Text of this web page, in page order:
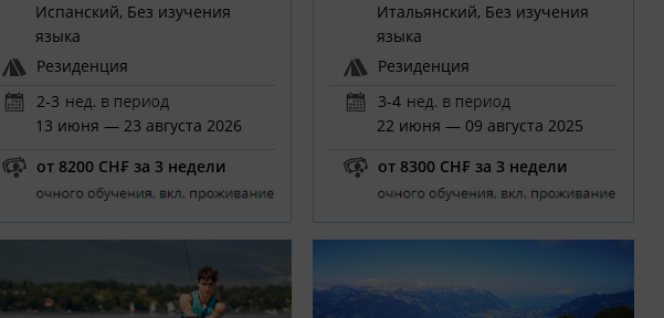
Испанский, Без изучения
языка
Резиденция
2-3
13 июня — 23 августа 2026
от 8200 CH₣ за 3 недели
Итальянский, Без изучения
языка
Резиденция
3-4
22 июня — 09 августа 2025
от 8300 CH₣ за 3 недели